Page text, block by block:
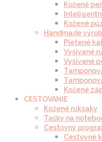
Kožené
Kožené
Handmade
Pletené
Vyšívané
Vyšívané
Kožené
CESTOVANIE
Kožené ruksaky
Tašky na
Cestovný
Cestovné